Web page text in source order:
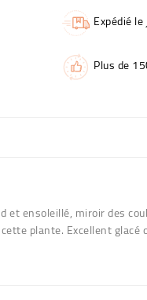
Expédié
Plus de
et ensoleillé, miroir des
plante. Excellent glacé